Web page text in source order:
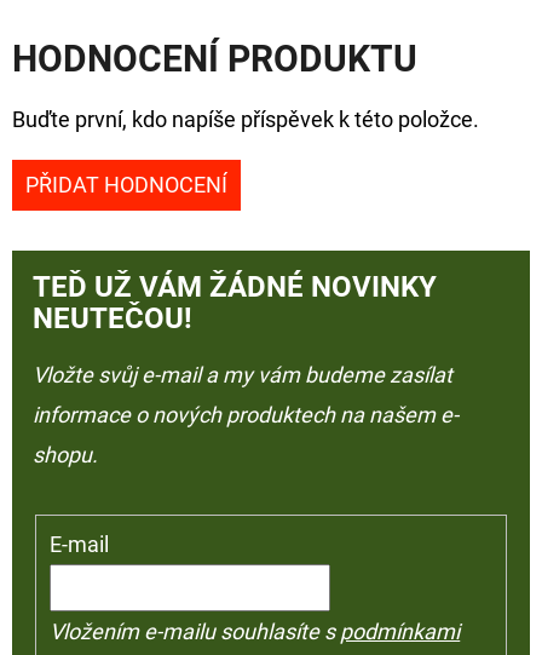
HODNOCENÍ PRODUKTU
Buďte první, kdo napíše příspěvek k této položce.
PŘIDAT HODNOCENÍ
TEĎ UŽ VÁM ŽÁDNÉ NOVINKY
NEUTEČOU!
Vložte svůj e-mail a my vám budeme zasílat
informace o nových produktech na našem e-
shopu.
E-mail
Vložením e-mailu souhlasíte spodmínkami